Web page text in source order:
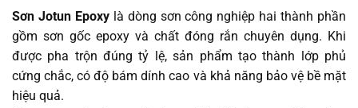
Sơn Jotun Epoxylà dòng sơn công nghiệp hai thành phần
gồm sơn gốc epoxy và chất đóng rắn chuyên dụng. Khi
được pha trộn đúng tỷ lệ, sản phẩm tạo thành lớp phủ
cứng chắc, có độ bám dính cao và khả năng bảo vệ bề mặt
hiệu quả.